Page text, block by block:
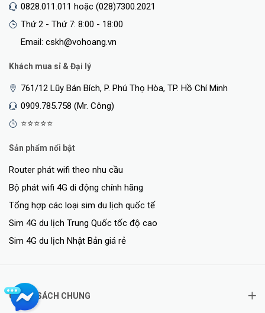
Tp-Link EAP670
thành việc thiết lập
0828.011.011 hoặc (028)7300.2021
Thứ 2 - Thứ 7: 8:00 - 18:00
Email: cskh@vohoang.vn
Khách mua sỉ & Đại lý
761/12 Lũy Bán Bích, P. Phú Thọ Hòa, TP. Hồ Chí Minh
0909.785.758 (Mr. Công)
⭐⭐⭐⭐⭐
Sản phẩm nổi bật
Router phát wifi theo nhu cầu
Bộ phát wifi 4G di động chính hãng
Tổng hợp các loại sim du lịch quốc tế
Sim 4G du lịch Trung Quốc tốc độ cao
Sim 4G du lịch Nhật Bản giá rẻ
CHÍNH SÁCH CHUNG